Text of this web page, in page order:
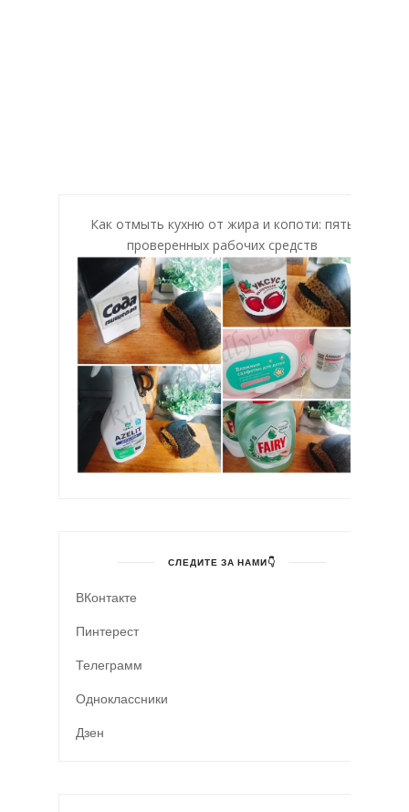
Как отмыть кухню от жира и копоти: пять
проверенных рабочих средств
СЛЕДИТЕ ЗА НАМИ👇
ВКонтакте
Пинтерест
Телеграмм
Одноклассники
Дзен